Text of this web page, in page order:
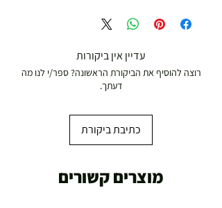
עדיין אין ביקורות
רוצה להוסיף את הביקורת הראשונה? ספר/י לנו מה
דעתך.
כתיבת ביקורת
מוצרים קשורים